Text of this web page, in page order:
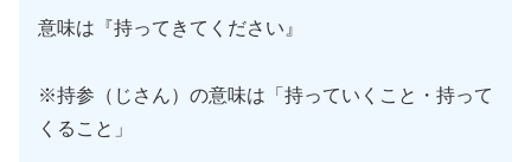
意味は『持ってきてください』
※持参（じさん）の意味は「持っていくこと・持って
くること」